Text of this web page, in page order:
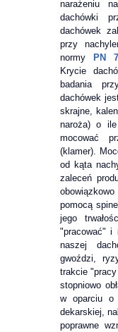
narażeniu
dachówki
dachówek
przy
normyPN
Krycie
badania
dachówek
skrajne,
naroża) o
mocować
(klamer).
od kąta
zaleceń
pomocą
jego
"pracować" i
naszej
gwoździ,
trakcie
stopniowo
w oparciu o
dekarskiej,
poprawne